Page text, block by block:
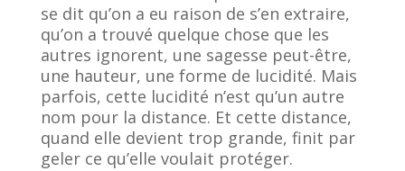
se dit qu’on a eu raison de s’en extraire,
qu’on a trouvé quelque chose que les
autres ignorent, une sagesse peut-être,
une hauteur, une forme de lucidité. Mais
parfois, cette lucidité n’est qu’un autre
nom pour la distance. Et cette distance,
quand elle devient trop grande, finit par
geler ce qu’elle voulait protéger.